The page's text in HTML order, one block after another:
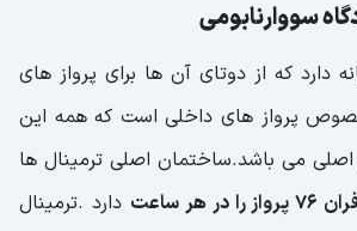
سووارنابومی
دارد که از دوتای آن ها برای پرواز های
پرواز های داخلی است که همه این
می باشد.ساختمان اصلی ترمینال ها
هر ساعت
دارد .ترمینال